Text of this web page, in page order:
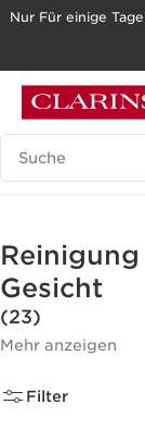
Nur Für einige Tage
Legende suchen
Gesicht
(23)
Mehr anzeigen
Filter